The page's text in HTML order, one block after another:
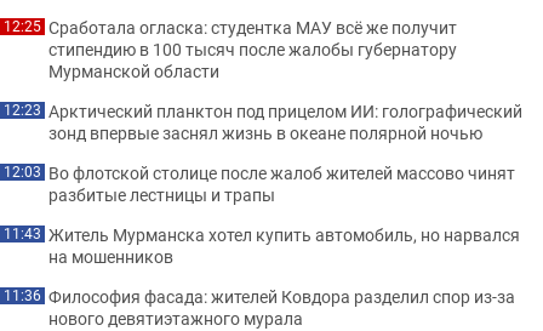
12:25 Сработала огласка: студентка МАУ всё же получит
стипендию в 100 тысяч после жалобы губернатору
Мурманской области
12:23 Арктический планктон под прицелом ИИ: голографический
зонд впервые заснял жизнь в океане полярной ночью
12:03 Во флотской столице после жалоб жителей массово чинят
разбитые лестницы и трапы
11:43 Житель Мурманска хотел купить автомобиль, но нарвался
на мошенников
11:36 Философия фасада: жителей Ковдора разделил спор из-за
нового девятиэтажного мурала